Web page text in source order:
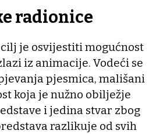
radionice
je osvijestiti mogućnost
iz animacije. Vodeći se
pjesmica, mališani
koja je nužno obilježje
i jedina stvar zbog
razlikuje od svih